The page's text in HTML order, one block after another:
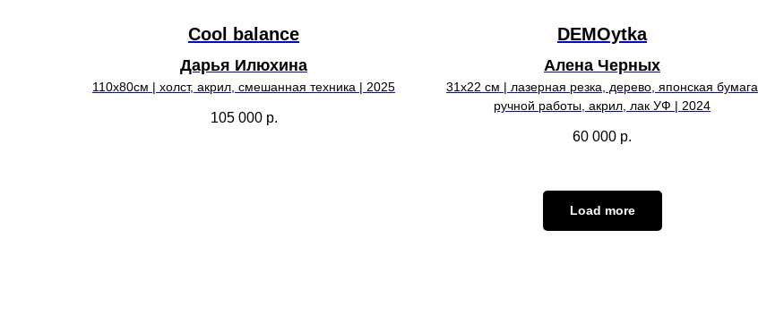
Cool balance
Дарья Илюхина
110х80см | холст, акрил, смешанная техника | 2025
105 000 р.
DEMOytka
Алена Черных
31х22 см | лазерная резка, дерево, японская бумага
ручной работы, акрил, лак УФ | 2024
60 000 р.
Load more